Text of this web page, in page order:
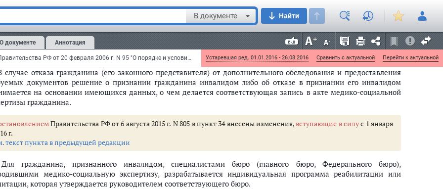
В документе Найти
О документе Аннотация
Постановление Правительства РФ от 20 февраля 2006 г. N 95 "О порядке и условиях признания лица инвалидом" Устаревшая ред. 01.01.2016 - 26.08.2016 Сравнить с актуальной Перейти к актуальной
проведение обследования условий и характера профессиональной деятельности, социально-бытового
гражданина и другие мероприятия.
получения данных, предусмотренных программой дополнительного обследования, специалисты
бюро (главного бюро, Федерального бюро) принимают решение о признании гражданина
либо об отказе в признании его инвалидом.
случае отказа гражданина (его законного представителя) от дополнительного обследования и предоставления
документов решение о признании гражданина инвалидом либо об отказе в признании его инвалидом
на основании имеющихся данных, о чем делается соответствующая запись в акте медико-социальной
гражданина.
Правительства РФ от 6 августа 2015 г. N 805 в пункт 34 внесены изменения,вступающие в силус 1 января
г.
текст пункта в предыдущей редакции
гражданина, признанного инвалидом, специалистами бюро (главного бюро, Федерального бюро),
медико-социальную экспертизу, разрабатывается индивидуальная программа реабилитации или
которая утверждается руководителем соответствующего бюро.